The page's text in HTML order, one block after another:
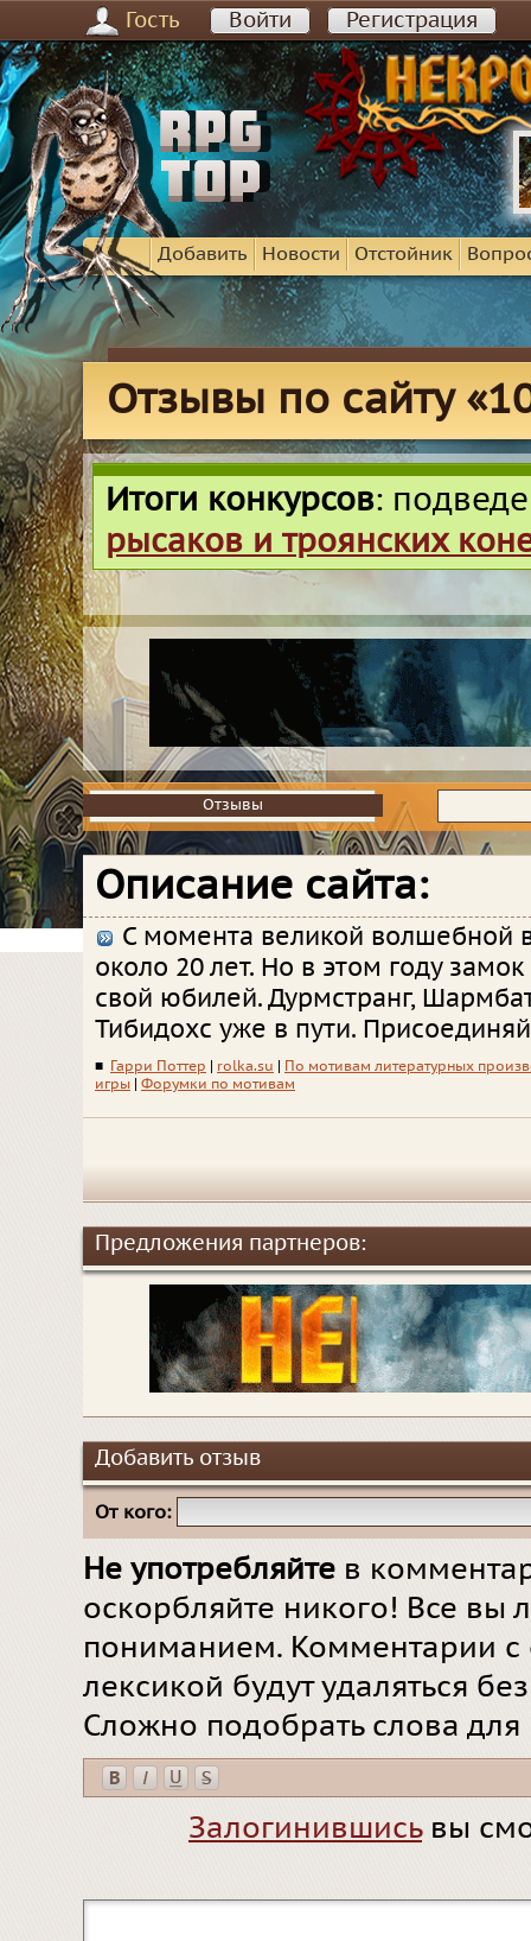
Гость Войти Регистрация
Добавить Новости Отстойник
Отзывы по сайту
Итоги конкурсов:
рысаков и троянских
Отзывы
Отзывы
Описание сайта:
С момента великой волшебной
около 20 лет. Но в этом году
свой юбилей. Дурмстранг,
Тибидохс уже в пути.
■ Гарри Поттер rolka.su
По мотивам литературных
игры
Форумки по мотивам
Предложения партнеров:
Добавить отзыв
От кого:
Не употребляйте в
оскорбляйте никого! Все вы
пониманием. Комментарии
лексикой будут удаляться
Сложно подобрать слова
Залогинившисьвы